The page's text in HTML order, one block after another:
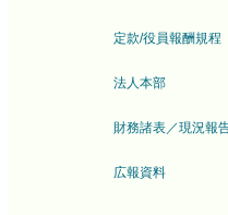
定款/役員報酬規程
法人本部
財務諸表／現況報
広報資料